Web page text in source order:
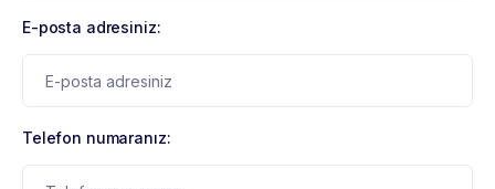
E-posta adresiniz:
Telefon numaranız: